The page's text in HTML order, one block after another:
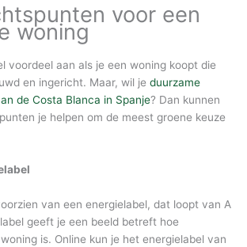
voor een
woning
voordeel aan als je een woning koopt die
en ingericht. Maar, wil je duurzame
de Costa Blanca in Spanje? Dan kunnen
je helpen om de meest groene keuze
van een energielabel, dat loopt van A
geeft je een beeld betreft hoe
is. Online kun je het energielabel van